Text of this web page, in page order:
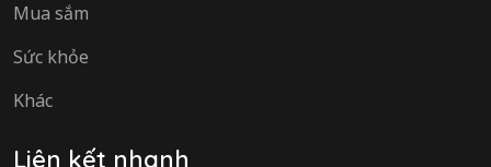
Mua sắm
Sức khỏe
Khác
Liên kết nhanh